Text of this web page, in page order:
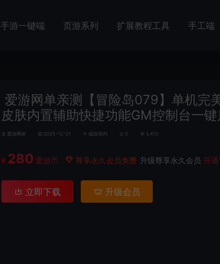
手游一键端 页游系列 扩展教程工具 手工端
爱游网单亲测【冒险岛079】单机完
皮肤内置辅助快捷功能GM控制台一
爱游网单 2025-12-21 端游系列 0 3,413
¥ 280 爱游币 尊享永久会员免费 升级尊享永久会员 开
立即下载 升级会员